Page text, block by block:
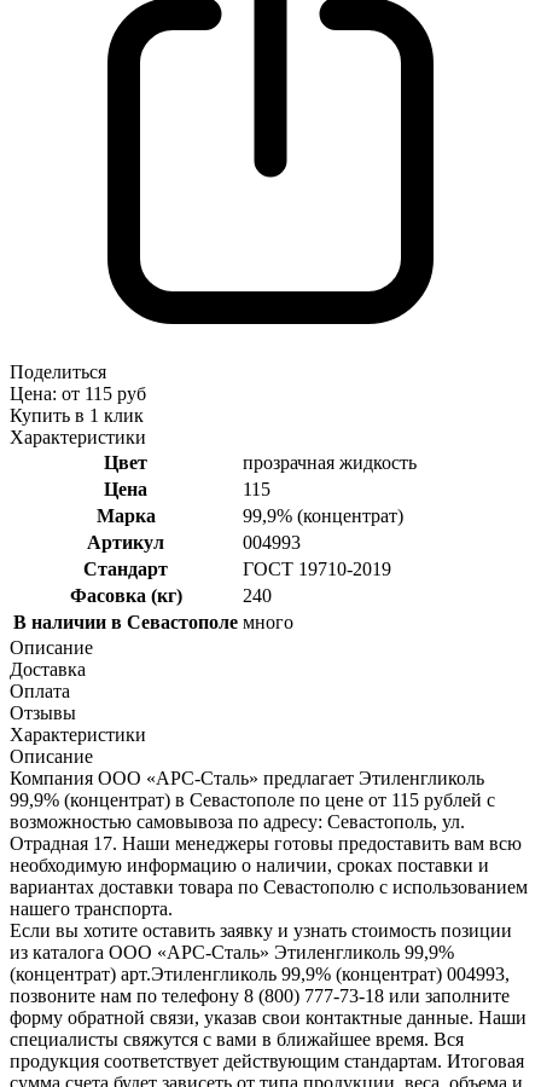
Поделиться
Цена: от 115 руб
Купить в 1 клик
Характеристики
Цвет
прозрачная жидкость
Цена
115
Марка
99,9% (концентрат)
Артикул
004993
Стандарт
ГОСТ 19710-2019
Фасовка (кг)
240
В наличии в Севастополе много
Описание
Доставка
Оплата
Отзывы
Характеристики
Описание
Компания ООО «АРС-Сталь» предлагает Этиленгликоль
99,9% (концентрат) в Севастополе по цене от 115 рублей с
возможностью самовывоза по адресу: Севастополь, ул.
Отрадная 17. Наши менеджеры готовы предоставить вам всю
необходимую информацию о наличии, сроках поставки и
вариантах доставки товара по Севастополю с использованием
нашего транспорта.
Если вы хотите оставить заявку и узнать стоимость позиции
из каталога ООО «АРС-Сталь» Этиленгликоль 99,9%
(концентрат) арт.Этиленгликоль 99,9% (концентрат) 004993,
позвоните нам по телефону 8 (800) 777-73-18 или заполните
форму обратной связи, указав свои контактные данные. Наши
специалисты свяжутся с вами в ближайшее время. Вся
продукция соответствует действующим стандартам. Итоговая
сумма счета будет зависеть от типа продукции, веса, объема и